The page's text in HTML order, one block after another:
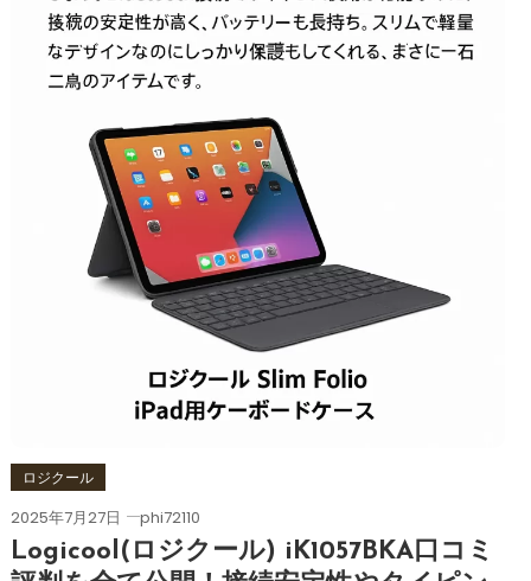
ロジクール
2025年7月27日 phi72110
Logicool(ロジクール) iK1057BKA口コミ